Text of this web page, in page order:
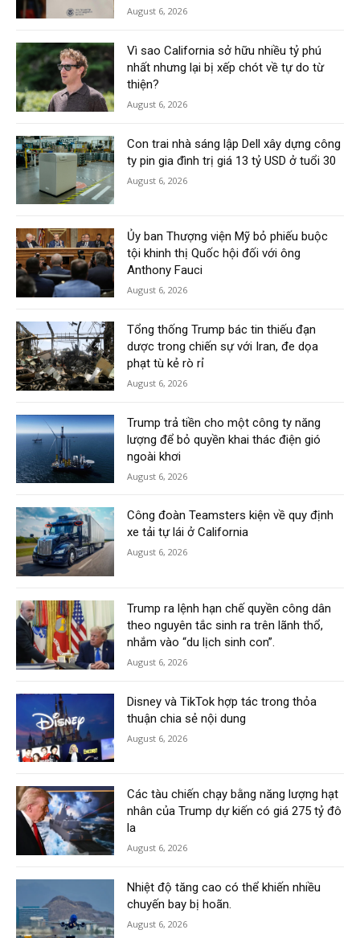
August 6, 2026
Vì sao California sở hữu nhiều tỷ phú
nhất nhưng lại bị xếp chót về tự do từ
thiện?
August 6, 2026
Con trai nhà sáng lập Dell xây dựng công
ty pin gia đình trị giá 13 tỷ USD ở tuổi 30
August 6, 2026
Ủy ban Thượng viện Mỹ bỏ phiếu buộc
tội khinh thị Quốc hội đối với ông
Anthony Fauci
August 6, 2026
Tổng thống Trump bác tin thiếu đạn
dược trong chiến sự với Iran, đe dọa
phạt tù kẻ rò rỉ
August 6, 2026
Trump trả tiền cho một công ty năng
lượng để bỏ quyền khai thác điện gió
ngoài khơi
August 6, 2026
Công đoàn Teamsters kiện về quy định
xe tải tự lái ở California
August 6, 2026
Trump ra lệnh hạn chế quyền công dân
theo nguyên tắc sinh ra trên lãnh thổ,
nhắm vào “du lịch sinh con”.
August 6, 2026
Disney và TikTok hợp tác trong thỏa
thuận chia sẻ nội dung
August 6, 2026
Các tàu chiến chạy bằng năng lượng hạt
nhân của Trump dự kiến có giá 275 tỷ đô
la
August 6, 2026
Nhiệt độ tăng cao có thể khiến nhiều
chuyến bay bị hoãn.
August 6, 2026